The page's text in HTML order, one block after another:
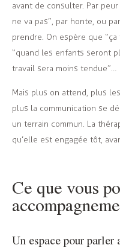
avant de consulter. Par
ne va pas”, par honte, ou
prendre. On espère que “ça
“quand les enfants seront
travail sera moins tendue”…
Mais plus on attend, plus
plus la communication se
un terrain commun. La
qu’elle est engagée tôt,
Ce que vous
Un espace pour parler